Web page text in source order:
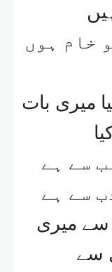
خام ہوں
میری بات
سے ہے
سے ہے
سے میری
سے